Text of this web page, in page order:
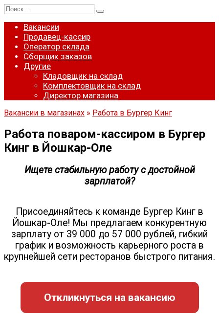
Перейти
к
содержанию
Search
for:
Вакансии
Продавец-кассир
Оператор склада
Сборщик заказов
Другие
Кладовщик на склад
Комплектовщик на склад
Директор магазина
Вакансии в магазинах » Работа в Бургер Кинг
Работа поваром-кассиром в Бургер
Кинг в Йошкар-Оле
Ищете стабильную работу с достойной
зарплатой?
Присоединяйтесь к команде Бургер Кинг в
Йошкар-Оле! Мы предлагаем конкурентную
зарплату от 39 000 до 57 000 рублей, гибкий
график и возможность карьерного роста в
крупнейшей сети ресторанов быстрого питания.
Откликнуться на вакансию